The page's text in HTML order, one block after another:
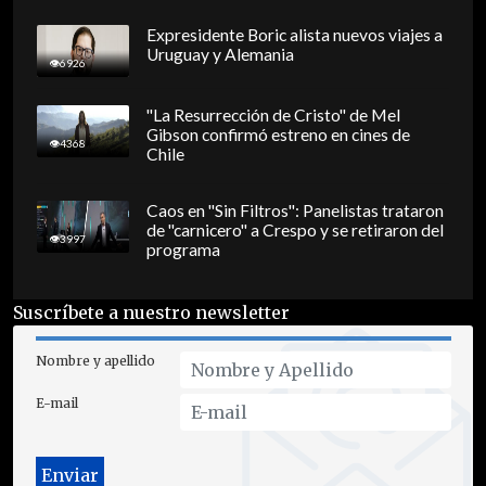
6926
Expresidente Boric alista nuevos viajes a
Uruguay y Alemania
4368
"La Resurrección de Cristo" de Mel
Gibson confirmó estreno en cines de
Chile
3997
Caos en "Sin Filtros": Panelistas trataron
de "carnicero" a Crespo y se retiraron del
programa
Suscríbete a nuestro newsletter
Nombre y apellido
E-mail